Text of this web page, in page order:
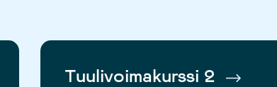
Tuulivoimakurssi 2